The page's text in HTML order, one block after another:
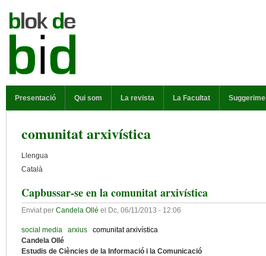
Presentació Qui som La revista La Facultat
comunitat arxivística
Llengua
Català
Capbussar-se en la comunitat arxivística
Enviat per Candela Ollé el Dc, 06/11/2013 - 12:06
social media arxius
comunitat arxivística
Candela Ollé
Estudis de Ciències de la Informació i la Comunicació